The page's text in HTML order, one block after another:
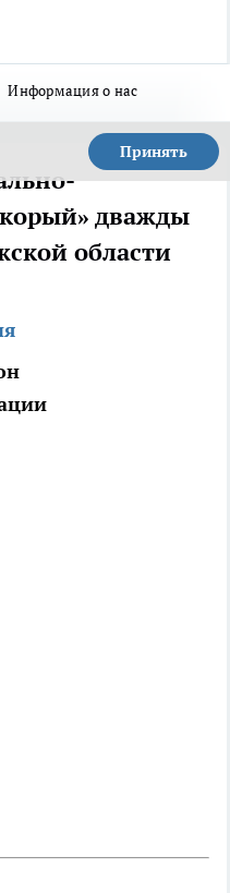
Информация о нас
Принять
дважды
области